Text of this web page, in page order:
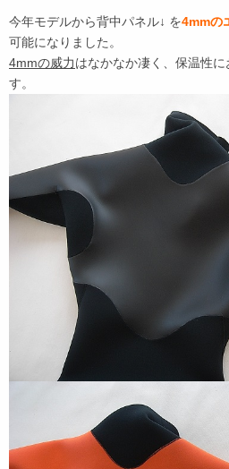
今年モデルから背中パネル↓ を4mmの
可能になりました。
4mmの威力はなかなか凄く、保温性
す。